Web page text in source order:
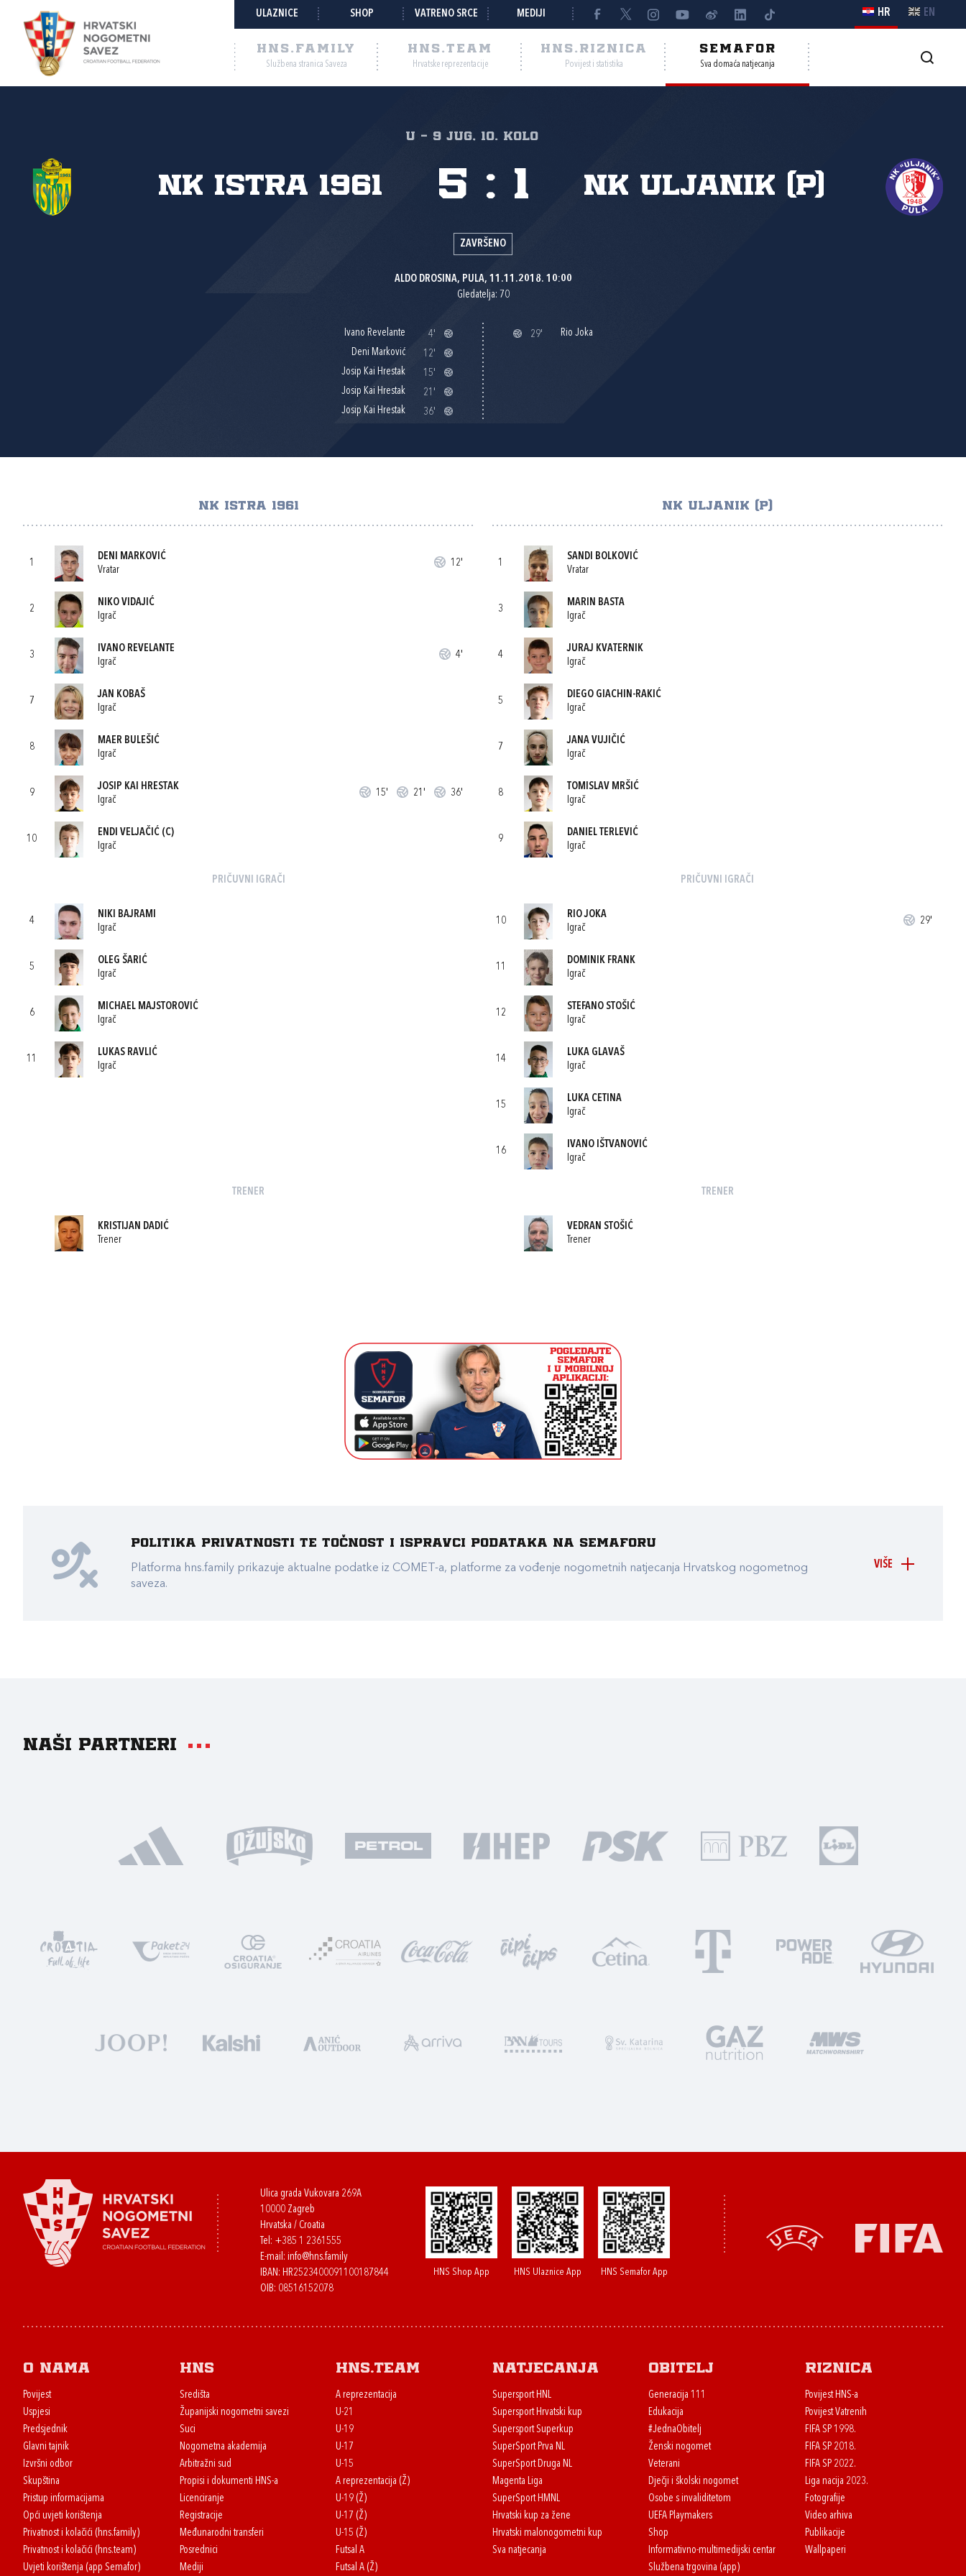
ULAZNICE SHOP VATRENO SRCE MEDIJI HR EN
HNS.FAMILY
Službena stranica Saveza
HNS.TEAM
Hrvatske reprezentacije
HNS.RIZNICA
Povijest i statistika
SEMAFOR
Sva domaća natjecanja
U - 9 JUG, 10. kolo
NK Istra 1961 NK Uljanik (P)
5 : 1
ZAVRŠENO
ALDO DROSINA, PULA, 11.11.2018. 10:00
Gledatelja: 70
Ivano Revelante
4'
Deni Marković
12'
Josip Kai Hrestak
15'
Josip Kai Hrestak
21'
Josip Kai Hrestak
36'
29' Rio Joka
NK ISTRA 1961
1
DENI MARKOVIĆ
Vratar
12'
2
NIKO VIDAJIĆ
Igrač
3
IVANO REVELANTE
Igrač
4'
7
JAN KOBAŠ
Igrač
8
MAER BULEŠIĆ
Igrač
9
JOSIP KAI HRESTAK
Igrač
15' 21' 36'
10
ENDI VELJAČIĆ (C)
Igrač
PRIČUVNI IGRAČI
4
NIKI BAJRAMI
Igrač
5
OLEG ŠARIĆ
Igrač
6
MICHAEL MAJSTOROVIĆ
Igrač
11
LUKAS RAVLIĆ
Igrač
TRENER
KRISTIJAN DADIĆ
Trener
NK ULJANIK (P)
1
SANDI BOLKOVIĆ
Vratar
3
MARIN BASTA
Igrač
4
JURAJ KVATERNIK
Igrač
5
DIEGO GIACHIN-RAKIĆ
Igrač
7
JANA VUJIČIĆ
Igrač
8
TOMISLAV MRŠIĆ
Igrač
9
DANIEL TERLEVIĆ
Igrač
PRIČUVNI IGRAČI
10
RIO JOKA
Igrač
29'
11
DOMINIK FRANK
Igrač
12
STEFANO STOŠIĆ
Igrač
14
LUKA GLAVAŠ
Igrač
15
LUKA CETINA
Igrač
16
IVANO IŠTVANOVIĆ
Igrač
TRENER
VEDRAN STOŠIĆ
Trener
VIŠE
Politika privatnosti te točnost i ispravci podataka na Semaforu
Platforma hns.family prikazuje aktualne podatke iz COMET-a, platforme za vođenje nogometnih natjecanja Hrvatskog nogometnog
saveza.
Naši partneri
Ulica grada Vukovara 269A
10000 Zagreb
Hrvatska / Croatia
Tel: +385 1 2361555
E-mail: info@hns.family
IBAN: HR2523400091100187844
OIB: 08516152078
HNS Shop App HNS Ulaznice App HNS Semafor App
O nama
Povijest
Uspjesi
Predsjednik
Glavni tajnik
Izvršni odbor
Skupština
Pristup informacijama
Opći uvjeti korištenja
Privatnost i kolačići (hns.family)
Privatnost i kolačići (hns.team)
Uvjeti korištenja (app Semafor)
HNS
Središta
Županijski nogometni savezi
Suci
Nogometna akademija
Arbitražni sud
Propisi i dokumenti HNS-a
Licenciranje
Registracije
Međunarodni transferi
Posrednici
Mediji
HNS.team
A reprezentacija
U-21
U-19
U-17
U-15
A reprezentacija (Ž)
U-19 (Ž)
U-17 (Ž)
U-15 (Ž)
Futsal A
Futsal A (Ž)
Natjecanja
Supersport HNL
Supersport Hrvatski kup
Supersport Superkup
SuperSport Prva NL
SuperSport Druga NL
Magenta Liga
SuperSport HMNL
Hrvatski kup za žene
Hrvatski malonogometni kup
Sva natjecanja
Obitelj
Generacija 111
Edukacija
#JednaObitelj
Ženski nogomet
Veterani
Dječji i školski nogomet
Osobe s invaliditetom
UEFA Playmakers
Shop
Informativno-multimedijski centar
Službena trgovina (app)
Riznica
Povijest HNS-a
Povijest Vatrenih
FIFA SP 1998.
FIFA SP 2018.
FIFA SP 2022.
Liga nacija 2023.
Fotografije
Video arhiva
Publikacije
Wallpaperi